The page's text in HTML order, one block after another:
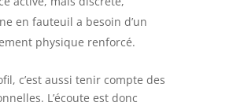
en fauteuil a besoin d’un
physique renforcé.
c’est aussi tenir compte des
L’écoute est donc